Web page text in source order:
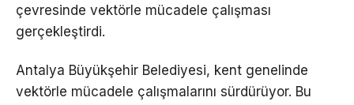
çevresinde vektörle mücadele çalışması
gerçekleştirdi.
Antalya Büyükşehir Belediyesi, kent genelinde
vektörle mücadele çalışmalarını sürdürüyor. Bu